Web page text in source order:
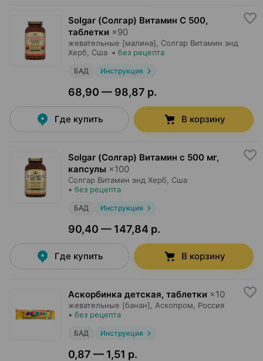
Solgar (Солгар) Витамин С 500,
таблетки ×90
жевательные [малина],
Солгар Витамин энд
Херб , Сша • без рецепта
БАД Инструкция
68,90 — 98,87 р.
Где купить В корзину
Solgar (Солгар) Витамин с 500 мг,
капсулы ×100
Солгар Витамин энд Херб , Сша
• без рецепта
БАД Инструкция
90,40 — 147,84 р.
Где купить В корзину
Аскорбинка детская, таблетки ×10
жевательные [банан], Аскопром , Россия
• без рецепта
БАД Инструкция
0,87 — 1,51 р.